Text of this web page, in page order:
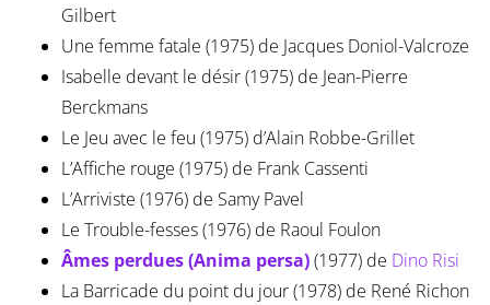
Gilbert
Une femme fatale (1975) de Jacques Doniol-Valcroze
Isabelle devant le désir (1975) de Jean-Pierre
Berckmans
Le Jeu avec le feu (1975) d’Alain Robbe-Grillet
L’Affiche rouge (1975) de Frank Cassenti
L’Arriviste (1976) de Samy Pavel
Le Trouble-fesses (1976) de Raoul Foulon
Âmes perdues (Anima persa)(1977) de Dino Risi
La Barricade du point du jour (1978) de René Richon